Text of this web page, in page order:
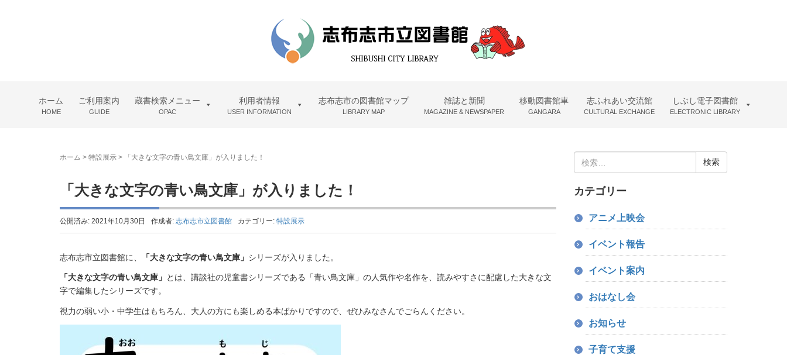
ホーム
HOME
ご利用案内
GUIDE
蔵書検索メニュー
OPAC
利用者情報
USER INFORMATION
志布志市の図書館マップ
LIBRARY MAP
雑誌と新聞
MAGAZINE & NEWSPAPER
移動図書館車
GANGARA
志ふれあい交流館
CULTURAL EXCHANGE
しぶし電子図書館
ELECTRONIC LIBRARY
ホーム > 特設展示 > 「大きな文字の青い鳥文庫」が入りました！
「大きな文字の青い鳥文庫」が入りました！
公開済み: 2021年10月30日 作成者: 志布志市立図書館 カテゴリー: 特設展示
志布志市立図書館に、 「大きな文字の青い鳥文庫」 シリーズが入りました。
「大きな文字の青い鳥文庫」 とは、講談社の児童書シリーズである「青い鳥文庫」の人気作や名作を、読みやすさに配慮した大きな文
字で編集したシリーズです。
視力の弱い小・中学生はもちろん、大人の方にも楽しめる本ばかりですので、ぜひみなさんでごらんください。
索:
カテゴリー
アニメ上映会
イベント報告
イベント案内
おはなし会
お知らせ
子育て支援